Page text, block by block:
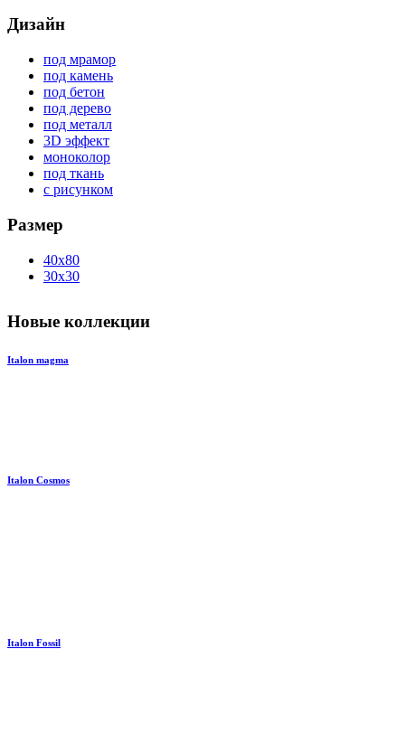
Дизайн
под мрамор
под камень
под бетон
под дерево
под металл
3D эффект
моноколор
под ткань
с рисунком
Размер
40x80
30x30
Новые коллекции
Italon magma
Italon Cosmos
Italon Fossil